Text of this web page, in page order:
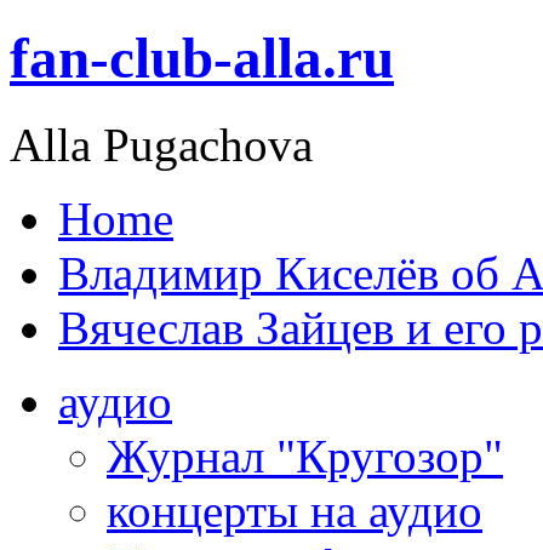
fan-club-alla.ru
Alla Pugachova
Home
Владимир Киселёв об
Вячеслав Зайцев и его
аудио
Журнал "Кругозор"
концерты на аудио